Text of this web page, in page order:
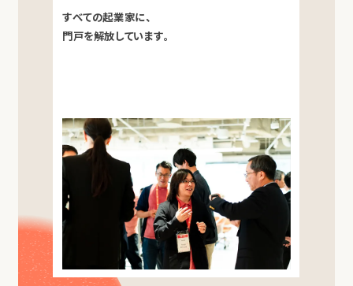
すべての起業家に、
門戸を解放しています。